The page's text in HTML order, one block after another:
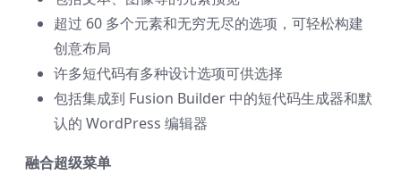
超过 60 多个元素和无穷无尽的选项，可轻松构建
创意布局
许多短代码有多种设计选项可供选择
包括集成到 Fusion Builder 中的短代码生成器和默
认的 WordPress 编辑器
融合超级菜单